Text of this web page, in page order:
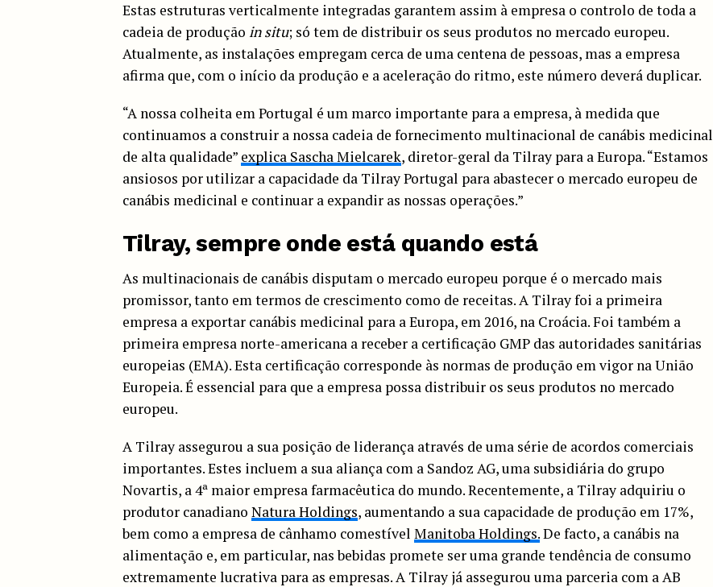
Estas estruturas verticalmente integradas garantem assim à empresa o controlo de toda a
cadeia de produção in situ; só tem de distribuir os seus produtos no mercado europeu.
Atualmente, as instalações empregam cerca de uma centena de pessoas, mas a empresa
afirma que, com o início da produção e a aceleração do ritmo, este número deverá duplicar.
“A nossa colheita em Portugal é um marco importante para a empresa, à medida que
continuamos a construir a nossa cadeia de fornecimento multinacional de canábis medicinal
de alta qualidade” explica Sascha Mielcarek, diretor-geral da Tilray para a Europa. “Estamos
ansiosos por utilizar a capacidade da Tilray Portugal para abastecer o mercado europeu de
canábis medicinal e continuar a expandir as nossas operações.”
Tilray, sempre onde está quando está
As multinacionais de canábis disputam o mercado europeu porque é o mercado mais
promissor, tanto em termos de crescimento como de receitas. A Tilray foi a primeira
empresa a exportar canábis medicinal para a Europa, em 2016, na Croácia. Foi também a
primeira empresa norte-americana a receber a certificação GMP das autoridades sanitárias
europeias (EMA). Esta certificação corresponde às normas de produção em vigor na União
Europeia. É essencial para que a empresa possa distribuir os seus produtos no mercado
europeu.
A Tilray assegurou a sua posição de liderança através de uma série de acordos comerciais
importantes. Estes incluem a sua aliança com a Sandoz AG, uma subsidiária do grupo
Novartis, a 4ª maior empresa farmacêutica do mundo. Recentemente, a Tilray adquiriu o
produtor canadiano Natura Holdings, aumentando a sua capacidade de produção em 17%,
bem como a empresa de cânhamo comestível Manitoba Holdings.De facto, a canábis na
alimentação e, em particular, nas bebidas promete ser uma grande tendência de consumo
extremamente lucrativa para as empresas. A Tilray já assegurou uma parceria com a AB